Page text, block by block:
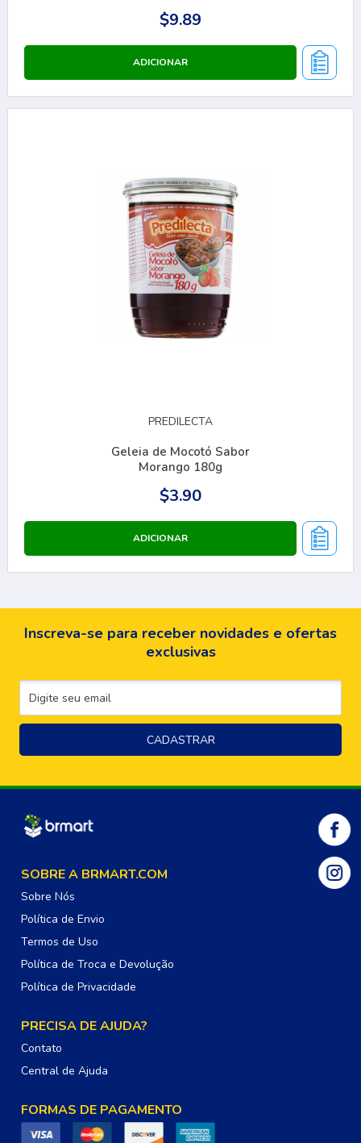
$9.89
PREDILECTA
Geleia de Mocotó Sabor
Morango 180g
$3.90
Inscreva-se para receber novidades e ofertas
exclusivas
SOBRE A BRMART.COM
Sobre Nós
Política de Envio
Termos de Uso
Política de Troca e Devolução
Política de Privacidade
PRECISA DE AJUDA?
Contato
Central de Ajuda
FORMAS DE PAGAMENTO